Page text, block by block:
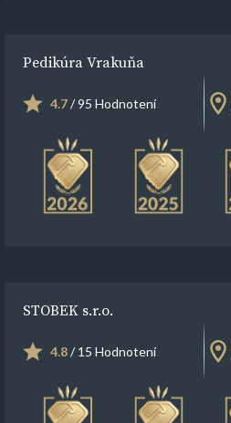
Pedikúra Vrakuňa
4.7/ 95 Hodnotení
STOBEK s.r.o.
4.8/ 15 Hodnotení